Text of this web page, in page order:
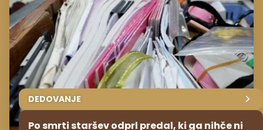
DEDOVANJE
Po smrti staršev odprl predal, ki ga nihče ni